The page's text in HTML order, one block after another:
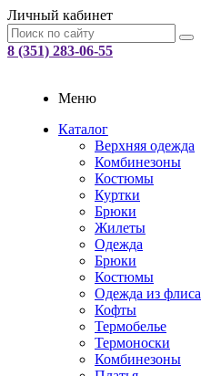
Личный кабинет
8 (351) 283-06-55
Меню
Каталог
Верхняя одежда
Комбинезоны
Костюмы
Куртки
Брюки
Жилеты
Одежда
Брюки
Костюмы
Одежда из флиса
Кофты
Термобелье
Термоноски
Комбинезоны